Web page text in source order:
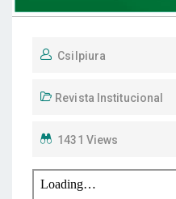
Csilpiura
Revista Institucional
1431 Views